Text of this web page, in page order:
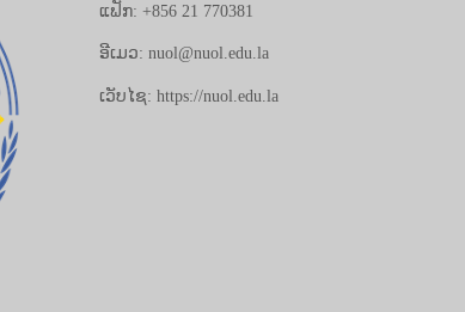
ແຟັກ: +856 21 770381
ອີເມວ: nuol@nuol.edu.la
ເວັບໄຊ: https://nuol.edu.la